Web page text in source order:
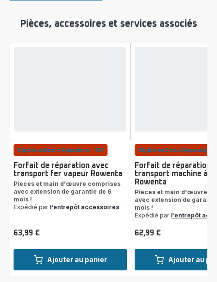
Pièces, accessoires et services associés
Ajouter au panier
Eligible au Bonus Réparation : -15€
Forfait de réparation avec
transport fer vapeur Rowenta
Pièces et main d'œuvre comprises
avec extension de garantie de 6
mois !
Expédié par l’entrepôt accessoires
Prix
63,99 €
Ajouter au
Eligible au Bonus Réparation : -
Forfait de réparation
transport machine à
Rowenta
Pièces et main d'œuvre
avec extension de
mois !
Expédié par l’entrepôt
Prix
62,99 €